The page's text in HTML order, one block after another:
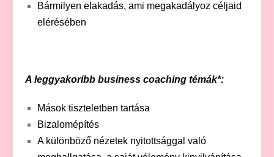
Bármilyen elakadás, ami megakadályoz céljaid
elérésében
A leggyakoribb business coaching témák*:
Mások tiszteletben tartása
Bizalomépítés
A különböző nézetek nyitottsággal való